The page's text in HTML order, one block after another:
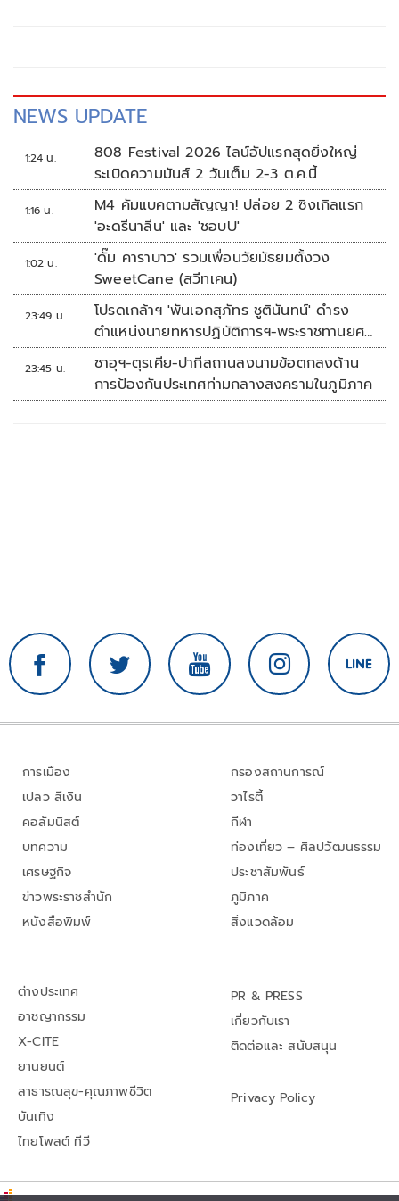
NEWS UPDATE
1:24 น.
808 Festival 2026 ไลน์อัปแรกสุดยิ่งใหญ่
ระเบิดความมันส์ 2 วันเต็ม 2-3 ต.ค.นี้
1:16 น.
M4 คัมแบคตามสัญญา! ปล่อย 2 ซิงเกิลแรก
'อะดรีนาลีน' และ 'ชอบU'
1:02 น.
'ดั๊ม คาราบาว' รวมเพื่อนวัยมัธยมตั้งวง
SweetCane (สวีทเคน)
23:49 น.
โปรดเกล้าฯ 'พันเอกสุภัทร ชูตินันทน์' ดำรง
ตำแหน่งนายทหารปฏิบัติการฯ-พระราชทานยศ
'พลตรี'
23:45 น.
ซาอุฯ-ตุรเคีย-ปากีสถานลงนามข้อตกลงด้าน
การป้องกันประเทศท่ามกลางสงครามในภูมิภาค
การเมือง
เปลว สีเงิน
คอลัมนิสต์
บทความ
เศรษฐกิจ
ข่าวพระราชสำนัก
หนังสือพิมพ์
กรองสถานการณ์
วาไรตี้
กีฬา
ท่องเที่ยว – ศิลปวัฒนธรรม
ประชาสัมพันธ์
ภูมิภาค
สิ่งแวดล้อม
ต่างประเทศ
อาชญากรรม
X-CITE
ยานยนต์
สาธารณสุข-คุณภาพชีวิต
บันเทิง
ไทยโพสต์ ทีวี
PR & PRESS
เกี่ยวกับเรา
ติดต่อและ สนับสนุน
Privacy Policy